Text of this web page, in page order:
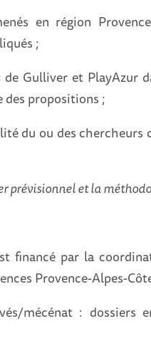
en région
;
Gulliver et PlayAzur
des propositions ;
du ou des
prévisionnel et la
financé par la
Provence-Alpes-Côte
mécénat : dossiers